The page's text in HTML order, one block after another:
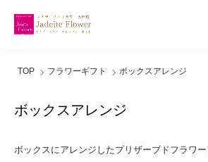
TOP フラワーギフト ボックスアレンジ
ボックスアレンジ
ボックスにアレンジしたプリザーブドフラワ